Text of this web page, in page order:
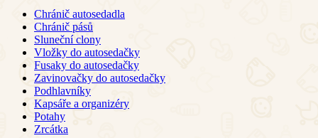
Chránič autosedadla
Chránič pásů
Sluneční clony
Vložky do autosedačky
Fusaky do autosedačky
Zavinovačky do autosedačky
Podhlavníky
Kapsáře a organizéry
Potahy
Zrcátka